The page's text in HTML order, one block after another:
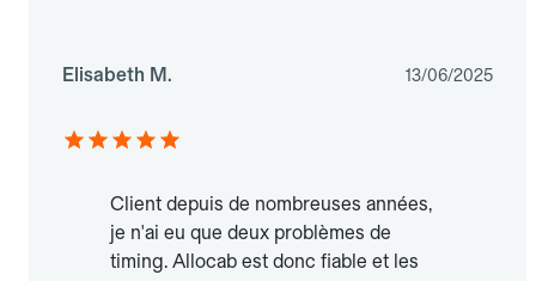
Elisabeth M. 13/06/2025
Client depuis de nombreuses années,
je n'ai eu que deux problèmes de
timing. Allocab est donc fiable et les